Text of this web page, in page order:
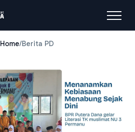
Home/Berita PD